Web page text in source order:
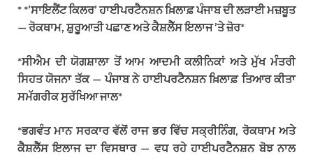
* *’ਸਾਇਲੈਂਟ ਕਿਲਰ’ ਹਾਈਪਰਟੈਨਸ਼ਨ ਖ਼ਿਲਾਫ਼ ਪੰਜਾਬ ਦੀ ਲੜਾਈ ਮਜ਼ਬੂਤ
— ਰੋਕਥਾਮ, ਸ਼ੁਰੂਆਤੀ ਪਛਾਣ ਅਤੇ ਕੈਸ਼ਲੈੱਸ ਇਲਾਜ ’ਤੇ ਜ਼ੋਰ*
*ਸੀਐਮ ਦੀ ਯੋਗਸ਼ਾਲਾ ਤੋਂ ਆਮ ਆਦਮੀ ਕਲੀਨਿਕਾਂ ਅਤੇ ਮੁੱਖ ਮੰਤਰੀ
ਸਿਹਤ ਯੋਜਨਾ ਤੱਕ — ਪੰਜਾਬ ਨੇ ਹਾਈਪਰਟੈਨਸ਼ਨ ਖ਼ਿਲਾਫ਼ ਤਿਆਰ ਕੀਤਾ
ਸਮੱਗਰੀਕ ਸੁਰੱਖਿਆ ਜਾਲ*
*ਭਗਵੰਤ ਮਾਨ ਸਰਕਾਰ ਵੱਲੋਂ ਰਾਜ ਭਰ ਵਿੱਚ ਸਕ੍ਰੀਨਿੰਗ, ਰੋਕਥਾਮ ਅਤੇ
ਕੈਸ਼ਲੈੱਸ ਇਲਾਜ ਦਾ ਵਿਸਥਾਰ — ਵਧ ਰਹੇ ਹਾਈਪਰਟੈਨਸ਼ਨ ਬੋਝ ਨਾਲ